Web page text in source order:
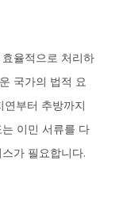
율적으로 처리하
국가의 법적 요
부터 추방까지
이민 서류를 다
가 필요합니다.